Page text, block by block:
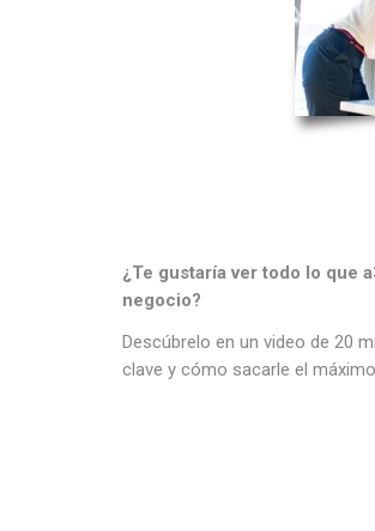
¿Te gustaría ver todo lo que
negocio?
Descúbrelo en un video de 20
clave y cómo sacarle el